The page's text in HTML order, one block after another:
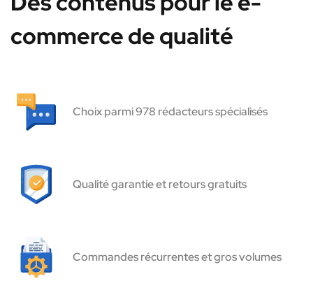
commerce de qualité
Choix parmi 978 rédacteurs spécialisés
Qualité garantie et retours gratuits
Commandes récurrentes et gros volumes